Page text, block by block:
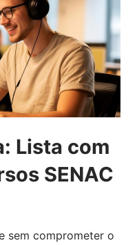
Lista com
SENAC
sem comprometer o